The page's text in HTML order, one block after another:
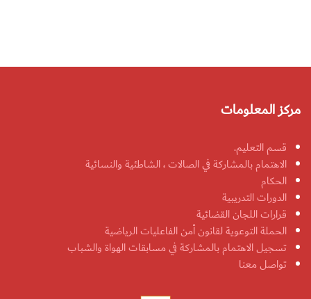
مركز المعلومات
قسم التعليم.
الاهتمام بالمشاركة في الصالات ، الشاطئية والنسائية
الحكام
الدورات التدريبية
قرارات اللجان القضائية
الحملة التوعوية لقانون أمن الفاعليات الرياضية
تسجيل الاهتمام بالمشاركة في مسابقات الهواة والشباب
تواصل معنا